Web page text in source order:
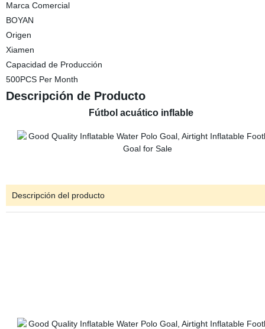
Marca Comercial
BOYAN
Origen
Xiamen
Capacidad de Producción
500PCS Per Month
Descripción de Producto
Fútbol acuático inflable
Descripción del producto